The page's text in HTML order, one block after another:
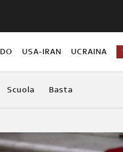
USA-IRAN UCRAINA
Scuola Basta